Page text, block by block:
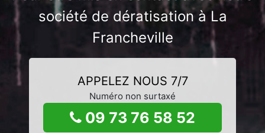
société de dératisation à La
Francheville
APPELEZ NOUS 7/7
Numéro non surtaxé
09 73 76 58 52